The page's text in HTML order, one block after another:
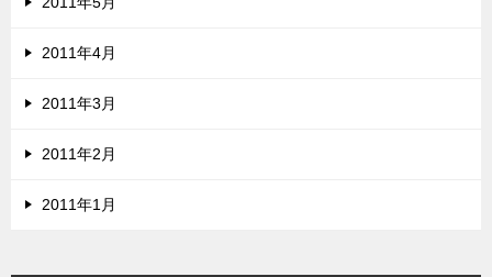
2011年4月
2011年3月
2011年2月
2011年1月